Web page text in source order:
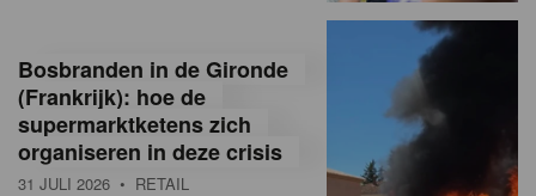
n
e
Bosbranden in de Gironde
(Frankrijk): hoe de
supermarktketens zich
organiseren in deze crisis
31 JULI 2026 • RETAIL